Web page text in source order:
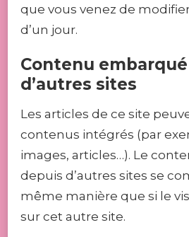
que vous venez de
d’un jour.
Contenu
d’autres sites
Les articles de ce site
contenus intégrés (par
images, articles…). Le
depuis d’autres sites se
même manière que si le
sur cet autre site.